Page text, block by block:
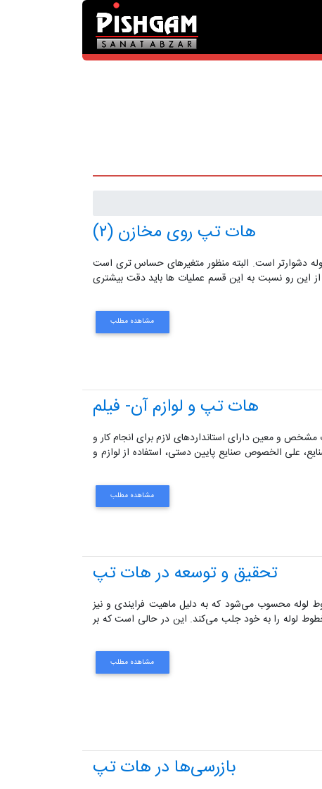
هات تپ روی مخازن (۲)
دشوارتر است. البته منظور متغیرهای حساس تری است
این رو نسبت به این قسم عملیات ها باید دقت بیشتری
مشاهده مطلب
هات تپ و لوازم آن- فیلم
مشخص و معین دارای استانداردهای لازم برای انجام کار و
علی الخصوص صنایع پایین دستی، استفاده از لوازم و
مشاهده مطلب
تحقیق و توسعه در هات تپ
لوله محسوب می‌شود که به دلیل ماهیت فرایندی و نیز
لوله را به خود جلب می‌کند. این در حالی است که بر
مشاهده مطلب
بازرسی‌ها در هات تپ